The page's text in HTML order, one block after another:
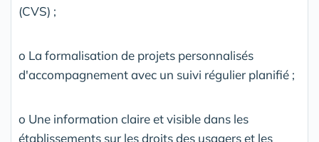
(CVS) ;
o La formalisation de projets personnalisés
d'accompagnement avec un suivi régulier planifié ;
o Une information claire et visible dans les
établissements sur les droits des usagers et les